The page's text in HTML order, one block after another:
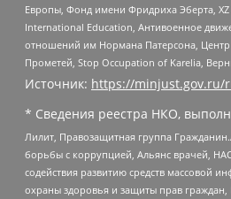
Европы, Фонд имени Фридриха Эберта,
International Education, Антивоенное
отношений им Нормана Патерсона,
Прометей, Stop Occupation of Karelia,
Источник: https://minjust.gov.ru/
* Сведения реестра НКО,
Лилит, Правозащитная группа
борьбы с коррупцией, Альянс врачей,
содействия развитию средств массовой
охраны здоровья и защиты прав